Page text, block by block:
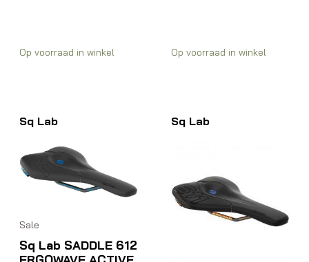
Op voorraad in winkel Op voorraad in winkel
Sq Lab
Sale
Sq Lab SADDLE 612
Sq Lab